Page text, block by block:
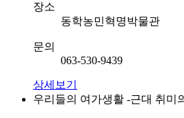
장소
동학농민혁명박물관
문의
063-530-9439
상세보기
우리들의 여가생활 -근대 취미